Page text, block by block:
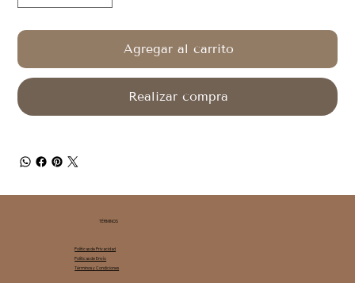
Agregar al carrito
Realizar compra
Políticas de Privacidad
Políticas de Envío
Términos y Condiciones
TÉRMINOS